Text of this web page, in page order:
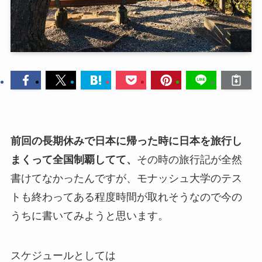
前回の長期休みで日本に帰った時に日本を旅行し
まくって全国制覇してて、 その時の旅行記が全然
書けてなかったんですが、モナッシュ大学のテス
トも終わってある程度時間が取れそうなので今の
うちに書いてみようと思います。
スケジュールとしては